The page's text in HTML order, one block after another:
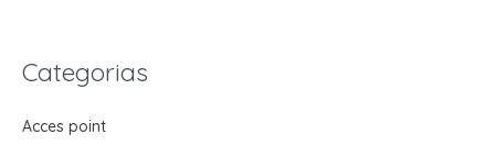
Categorias
Acces point